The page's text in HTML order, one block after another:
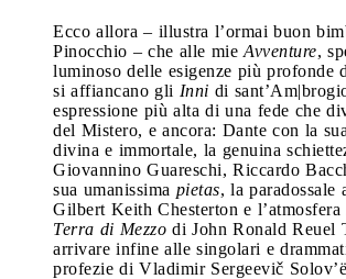
Ecco allora – illustra l’ormai buon
Pinocchio – che alle mie Avventure,
luminoso delle esigenze più profonde
si affiancano gli Inni di
espressione più alta di una fede che
del Mistero, e ancora: Dante con la
divina e immortale, la genuina
Giovannino Guareschi, Riccardo
sua umanissima pietas, la paradossale
Gilbert Keith Chesterton e l’atmosfera
Terra di Mezzo di John Ronald Reuel
arrivare infine alle singolari e
profezie di Vladimir Sergeevič